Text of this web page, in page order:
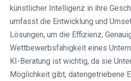
künstlicher Intelligenz in ihre
umfasst die Entwicklung und
Lösungen, um die Effizienz,
Wettbewerbsfähigkeit eines
KI-Beratung ist wichtig, da sie
Möglichkeit gibt, datengetriebene